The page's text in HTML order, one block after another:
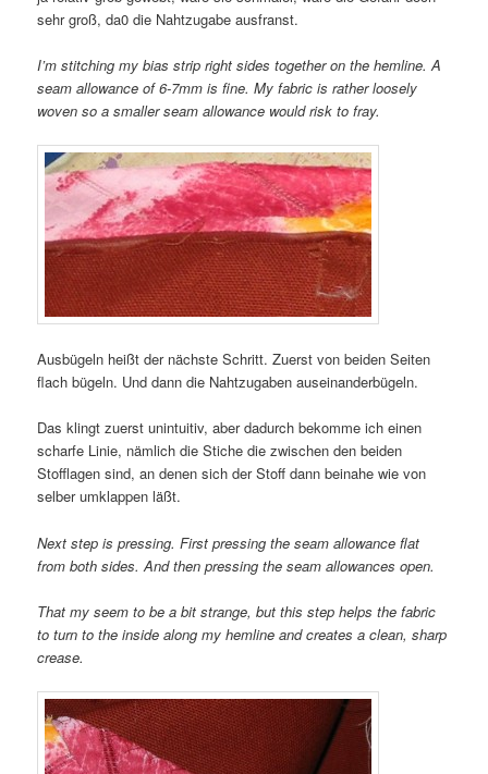
sehr groß, da0 die Nahtzugabe ausfranst.
I’m stitching my bias strip right sides together on the hemline. A
seam allowance of 6-7mm is fine. My fabric is rather loosely
woven so a smaller seam allowance would risk to fray.
Ausbügeln heißt der nächste Schritt. Zuerst von beiden Seiten
flach bügeln. Und dann die Nahtzugaben auseinanderbügeln.
Das klingt zuerst unintuitiv, aber dadurch bekomme ich einen
scharfe Linie, nämlich die Stiche die zwischen den beiden
Stofflagen sind, an denen sich der Stoff dann beinahe wie von
selber umklappen läßt.
Next step is pressing. First pressing the seam allowance flat
from both sides. And then pressing the seam allowances open.
That my seem to be a bit strange, but this step helps the fabric
to turn to the inside along my hemline and creates a clean, sharp
crease.